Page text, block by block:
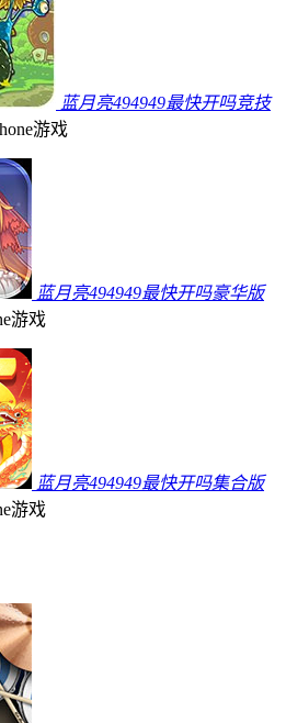
蓝月亮494949最快开吗竞技
游戏
蓝月亮494949最快开吗豪华版
游戏
蓝月亮494949最快开吗集合版
游戏